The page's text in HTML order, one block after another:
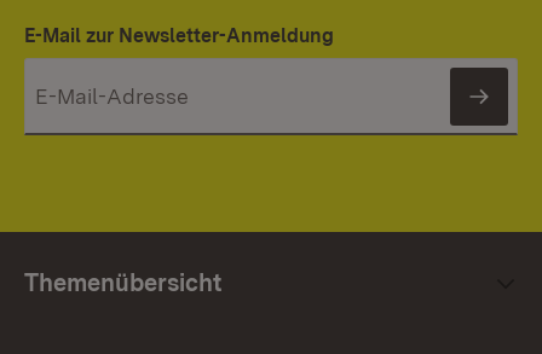
E-Mail zur Newsletter-Anmeldung
Themenübersicht